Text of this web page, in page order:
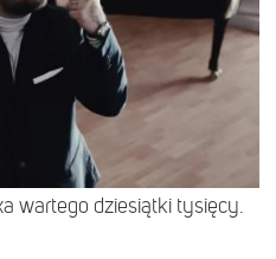
wartego dziesiątki tysięcy.